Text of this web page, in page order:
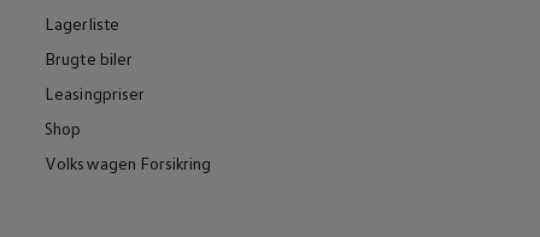
Lagerliste
Brugte biler
Leasingpriser
Shop
Volkswagen Forsikring